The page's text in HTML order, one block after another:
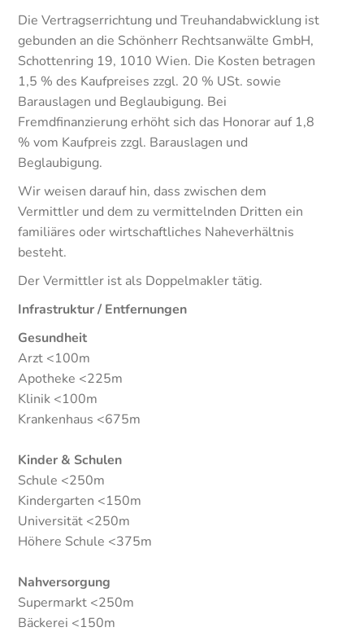
Die Vertragserrichtung und Treuhandabwicklung ist
gebunden an die Schönherr Rechtsanwälte GmbH,
Schottenring 19, 1010 Wien. Die Kosten betragen
1,5 % des Kaufpreises zzgl. 20 % USt. sowie
Barauslagen und Beglaubigung. Bei
Fremdfinanzierung erhöht sich das Honorar auf 1,8
% vom Kaufpreis zzgl. Barauslagen und
Beglaubigung.
Wir weisen darauf hin, dass zwischen dem
Vermittler und dem zu vermittelnden Dritten ein
familiäres oder wirtschaftliches Naheverhältnis
besteht.
Der Vermittler ist als Doppelmakler tätig.
Infrastruktur / Entfernungen
Gesundheit
Arzt <100m
Apotheke <225m
Klinik <100m
Krankenhaus <675m
Kinder & Schulen
Schule <250m
Kindergarten <150m
Universität <250m
Höhere Schule <375m
Nahversorgung
Supermarkt <250m
Bäckerei <150m